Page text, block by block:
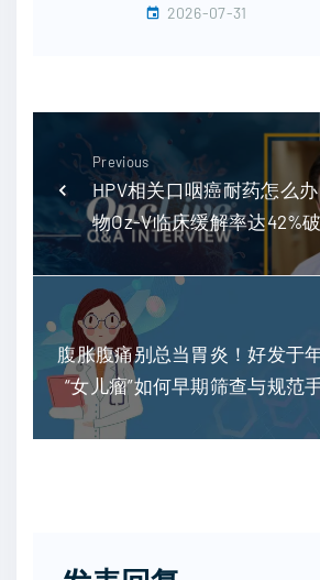
2026-07-31
Previous
HPV相关口咽癌耐药怎么
物Oz-V临床缓解率达42%
腹胀腹痛别总当胃炎！好发于
“女儿瘤”如何早期筛查与规范